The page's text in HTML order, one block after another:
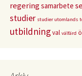
regeringsamarbete
studier studier utomlands
utbildningval välfärd